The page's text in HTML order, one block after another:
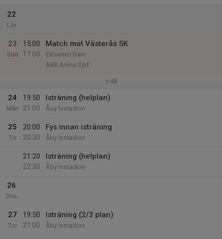
22
Lör
23
Sön
15:00
17:00
Match mot Västerås SK
Elitserien Dam
ABB Arena Syd
v.48
24
Mån
19:50
21:00
Isträning (helplan)
Åby Isstadion
25
Tis
20:00
20:30
Fys innan isträning
Åby Isstadion
21:20
22:30
Isträning (helplan)
Åby Isstadion
26
Ons
27
Tor
19:50
21:00
Isträning (2/3 plan)
Åby Isstadion